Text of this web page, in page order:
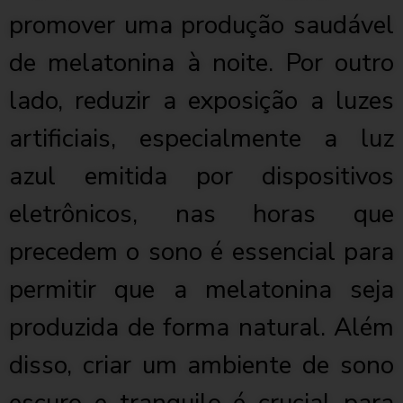
promover uma produção saudável
de melatonina à noite. Por outro
lado, reduzir a exposição a luzes
artificiais, especialmente a luz
azul emitida por dispositivos
eletrônicos, nas horas que
precedem o sono é essencial para
permitir que a melatonina seja
produzida de forma natural. Além
disso, criar um ambiente de sono